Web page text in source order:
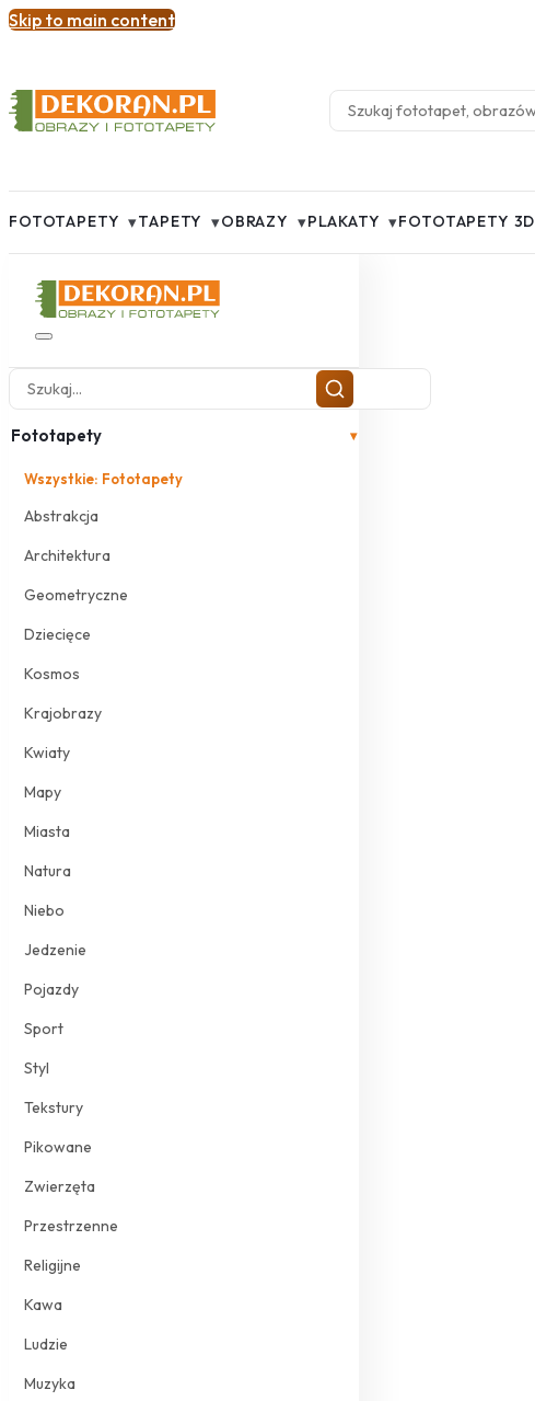
Skip to main content
FOTOTAPETY ▾TAPETY ▾OBRAZY ▾PLAKATY ▾FOTOTAPETY 3D
Fototapety ▾
Wszystkie: Fototapety
Abstrakcja
Architektura
Geometryczne
Dziecięce
Kosmos
Krajobrazy
Kwiaty
Mapy
Miasta
Natura
Niebo
Jedzenie
Pojazdy
Sport
Styl
Tekstury
Pikowane
Zwierzęta
Przestrzenne
Religijne
Kawa
Ludzie
Muzyka